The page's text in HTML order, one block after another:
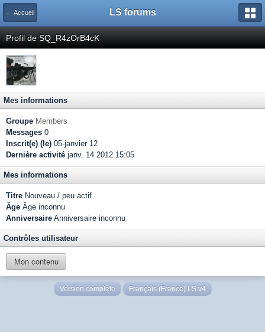
← Accueil LS forums
Profil de SQ_R4zOrB4cK
Mes informations
Groupe Members
Messages 0
Inscrit(e) (le) 05-janvier 12
Dernière activité janv. 14 2012 15:05
Mes informations
Titre Nouveau / peu actif
Âge Âge inconnu
Anniversaire Anniversaire inconnu
Contrôles utilisateur
Mon contenu
Version complète Français (France) LS v4